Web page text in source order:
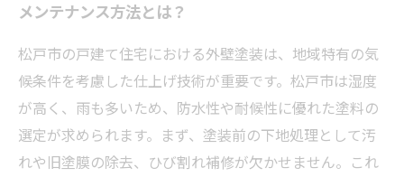
メンテナンス方法とは？
松戸市の戸建て住宅における外壁塗装は、地域特有の気
候条件を考慮した仕上げ技術が重要です。松戸市は湿度
が高く、雨も多いため、防水性や耐候性に優れた塗料の
選定が求められます。まず、塗装前の下地処理として汚
れや旧塗膜の除去、ひび割れ補修が欠かせません。これ